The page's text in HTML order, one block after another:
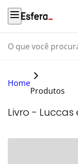
O que você procura?
Home
Produtos
Livro - Luccas